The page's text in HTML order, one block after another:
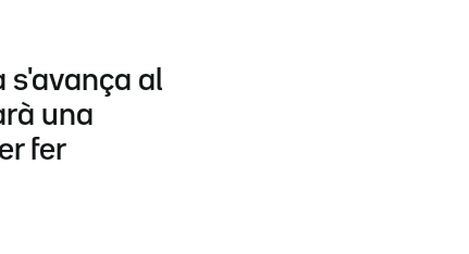
s'avança al
una
fer